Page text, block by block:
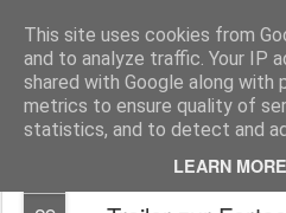
This site uses cookies from
and to analyze traffic. Your IP
shared with Google along with
metrics to ensure quality of
statistics, and to detect and
LEARN MORE
MyKinoTrailer
Pages
Ghostbusters: